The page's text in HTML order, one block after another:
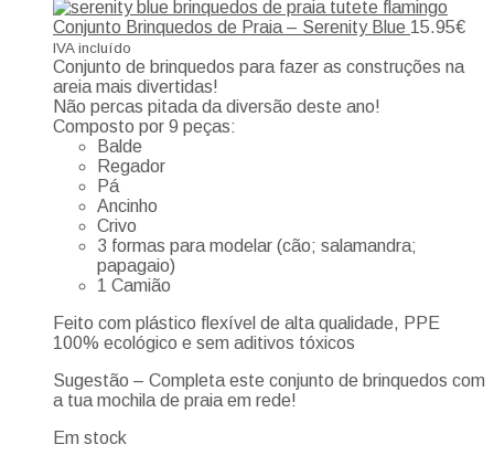
Conjunto Brinquedos de Praia – Serenity Blue 15.95€
IVA incluído
Conjunto de brinquedos para fazer as construções na
areia mais divertidas!
Não percas pitada da diversão deste ano!
Composto por 9 peças:
Balde
Regador
Pá
Ancinho
Crivo
3 formas para modelar (cão; salamandra;
papagaio)
1 Camião
Feito com plástico flexível de alta qualidade, PPE
100% ecológico e sem aditivos tóxicos
Sugestão – Completa este conjunto de brinquedos com
a tua mochila de praia em rede!
Em stock